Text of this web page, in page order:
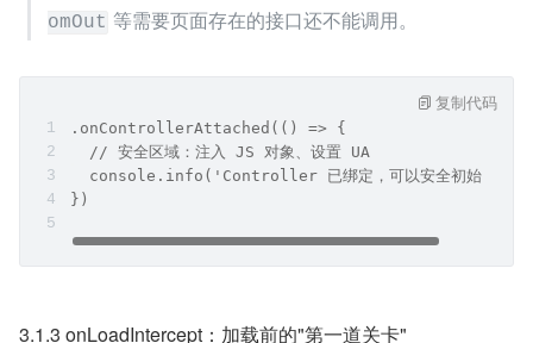
omOut 等需要页面存在的接口还不能调用。
.onControllerAttached(() => {
  // 安全区域：注入 JS 对象、设置 UA
  console.info('Controller 已绑定，可以安全初始化');
})
复制代码
3.1.3 onLoadIntercept：加载前的"第一道关卡"